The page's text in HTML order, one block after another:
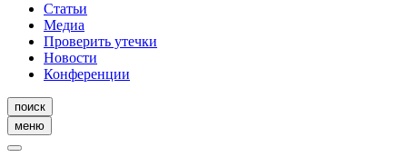
Статьи
Медиа
Проверить утечки
Новости
Конференции
поиск
меню